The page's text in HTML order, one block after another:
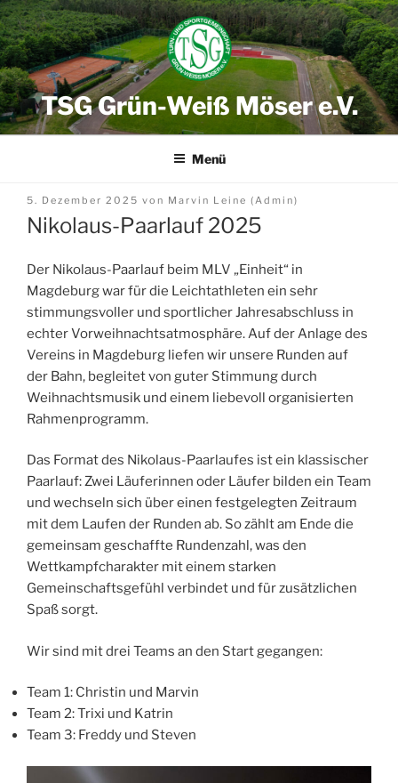
Zum
Inhalt
springen
TSG Grün-Weiß Möser e.V.
Menü
Veröffentlicht
am
5. Dezember 2025 von Marvin Leine (Admin)
Nikolaus-Paarlauf 2025
Der Nikolaus-Paarlauf beim MLV „Einheit“ in
Magdeburg war für die Leichtathleten ein sehr
stimmungsvoller und sportlicher Jahresabschluss in
echter Vorweihnachtsatmosphäre. Auf der Anlage des
Vereins in Magdeburg liefen wir unsere Runden auf
der Bahn, begleitet von guter Stimmung durch
Weihnachtsmusik und einem liebevoll organisierten
Rahmenprogramm.
Das Format des Nikolaus-Paarlaufes ist ein klassischer
Paarlauf: Zwei Läuferinnen oder Läufer bilden ein Team
und wechseln sich über einen festgelegten Zeitraum
mit dem Laufen der Runden ab. So zählt am Ende die
gemeinsam geschaffte Rundenzahl, was den
Wettkampfcharakter mit einem starken
Gemeinschaftsgefühl verbindet und für zusätzlichen
Spaß sorgt.
Wir sind mit drei Teams an den Start gegangen:
Team 1: Christin und Marvin
Team 2: Trixi und Katrin
Team 3: Freddy und Steven